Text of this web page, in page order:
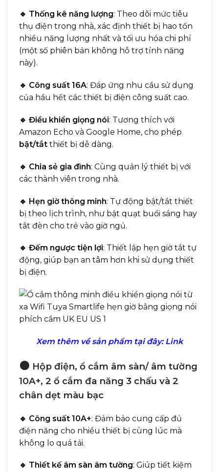
🔹 Thống kê năng lượng: Theo dõi mức tiêu
thụ điện trong nhà, xác định thiết bị hao tốn
nhiều năng lượng nhất và tối ưu hóa chi phí
(một số phiên bản không hỗ trợ tính năng
này).
🔹 Công suất 16A: Đáp ứng nhu cầu sử dụng
của hầu hết các thiết bị điện công suất cao.
🔹 Điều khiển giọng nói: Tương thích với
Amazon Echo và Google Home, cho phép
bật/tắt thiết bị dễ dàng.
🔹 Chia sẻ gia đình: Cùng quản lý thiết bị với
các thành viên trong nhà.
🔹 Hẹn giờ thông minh: Tự động bật/tắt thiết
bị theo lịch trình, như bật quạt buổi sáng hay
tắt đèn cho trẻ vào giờ ngủ.
🔹 Đếm ngược tiện lợi: Thiết lập hẹn giờ tắt tự
động, giúp bạn an tâm hơn khi sử dụng thiết
bị điện.
Xem thêm về sản phẩm tại đây: Link
🟠 Hộp điện, ổ cắm âm sàn/ âm tường
10A+, 2 ổ cắm đa năng 3 chấu và 2
chân dẹt màu bạc
🔹 Công suất 10A+: Đảm bảo cung cấp đủ
điện năng cho nhiều thiết bị cùng lúc mà
không lo quá tải.
🔹 Thiết kế âm sàn âm tường: Giúp tiết kiệm